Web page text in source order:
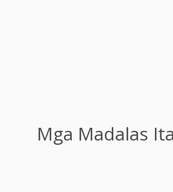
Mga Madalas